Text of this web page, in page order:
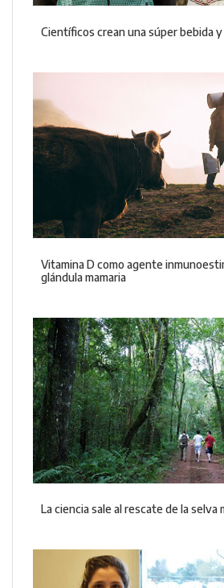
Científicos crean una súper bebida
Vitamina D como agente
glándula mamaria
La ciencia sale al rescate de la selva